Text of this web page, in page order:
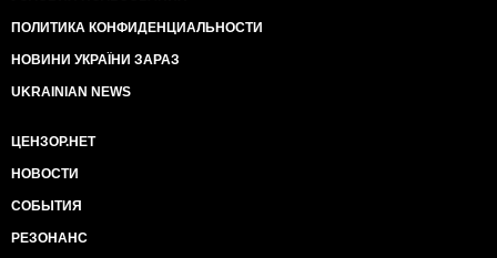
ПОЛИТИКА КОНФИДЕНЦИАЛЬНОСТИ
НОВИНИ УКРАЇНИ ЗАРАЗ
UKRAINIAN NEWS
ЦЕНЗОР.НЕТ
НОВОСТИ
СОБЫТИЯ
РЕЗОНАНС